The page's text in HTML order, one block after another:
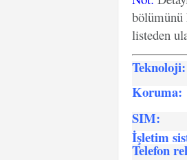
bölümünü
listeden
Teknoloji:
Koruma:
SIM:
İşletim
Telefon